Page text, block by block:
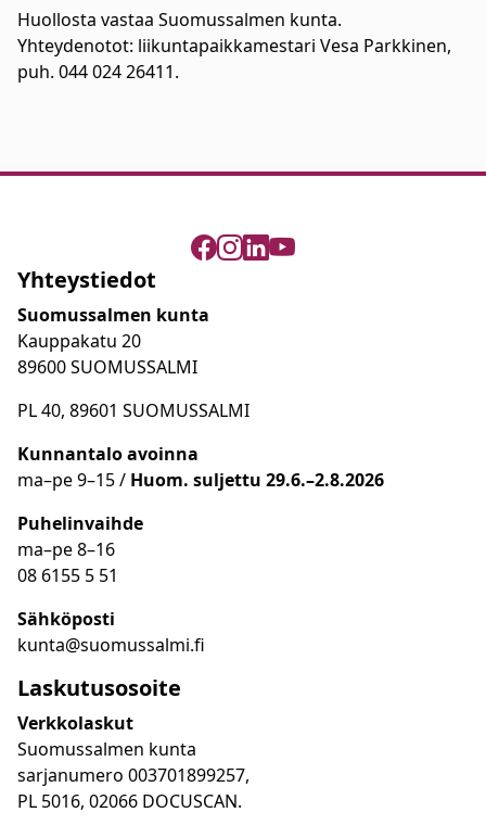
Huollosta vastaa Suomussalmen kunta.
Yhteydenotot: liikuntapaikkamestari Vesa Parkkinen,
puh. 044 024 26411.
Yhteystiedot
Suomussalmen kunta
Kauppakatu 20
89600 SUOMUSSALMI
PL 40, 89601 SUOMUSSALMI
Kunnantalo avoinna
ma–pe 9–15 / Huom. suljettu 29.6.–2.8.2026
Puhelinvaihde
ma–pe 8–16
08 6155 5 51
Sähköposti
kunta@suomussalmi.fi
Laskutusosoite
Verkkolaskut
Suomussalmen kunta
sarjanumero 003701899257,
PL 5016, 02066 DOCUSCAN.